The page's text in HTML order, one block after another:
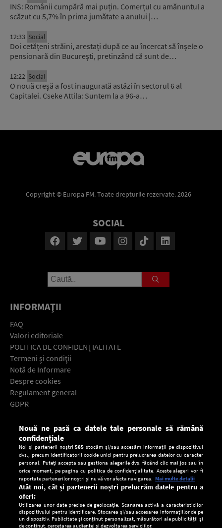
INS: Românii cumpără mai puțin. Comerțul cu amănuntul a
scăzut cu 5,7% în prima jumătate a anului |…
12:33 Social
Doi cetățeni străini, arestați după ce au încercat să înșele o
pensionară din București, pretinzând că sunt de…
12:22 Social
O nouă creșă a fost inaugurată astăzi în sectorul 6 al
Capitalei. Cseke Attila: Suntem la a 96-a…
Copyright © Europa FM. Toate drepturile rezervate. 2026
SOCIAL
INFORMAŢII
FAQ
Valori editoriale
POLITICA DE CONFIDENŢIALITATE
Termeni şi condiţii
Notă de Informare
Despre cookies
Regulament general
GDPR
Descarcă gratuit aplicaţia Europa FM pentru smartphone:
Nouă ne pasă ca datele tale personale să rămână
confidențiale
Noi și partenerii noștri585 stocăm și/sau accesăm informații pe dispozitivul
dvs., precum identificatorii cookie unici pentru prelucrarea datelor cu caracter
personal. Puteți accepta sau gestiona alegerile dvs. făcând clic mai jos sau în
orice moment, pe pagina cu politica de confidențialitate. Aceste alegeri vor fi
raportate partenerilor noștri și nu vă vor afecta navigarea. Mai multe detalii
Atât noi, cât și partenerii noștri prelucrăm datele pentru a
oferi:
Utilizarea unor date precise de geolocație. Scanarea activă a caracteristicilor
dispozitivului pentru identificare. Stocarea și/sau accesarea informațiilor de pe
un dispozitiv. Publicitate și conținut personalizat, măsurători ale publicității și
de conținut, cercetarea audienței și dezvoltarea serviciilor.